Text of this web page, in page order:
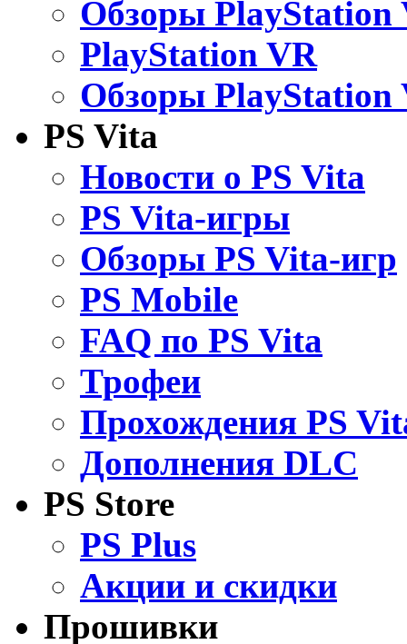
Обзоры PlayStation
PlayStation VR
Обзоры PlayStation
PS Vita
Новости о PS Vita
PS Vita-игры
Обзоры PS Vita-игр
PS Mobile
FAQ по PS Vita
Трофеи
Прохождения PS
Дополнения DLC
PS Store
PS Plus
Акции и скидки
Прошивки